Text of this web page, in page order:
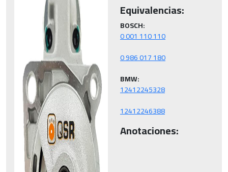
Equivalencias:
BOSCH:
BMW:
12412246388
Anotaciones: